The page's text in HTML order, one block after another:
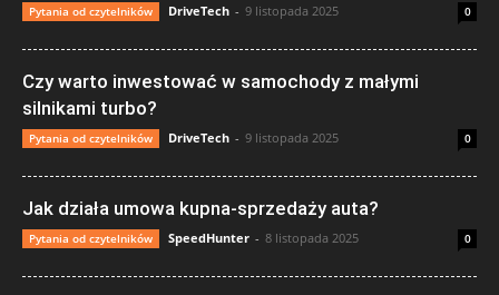
Pytania od czytelników DriveTech - 9 listopada 2025 0
Czy warto inwestować w samochody z małymi
silnikami turbo?
Pytania od czytelników DriveTech - 9 listopada 2025 0
Jak działa umowa kupna-sprzedaży auta?
Pytania od czytelników SpeedHunter - 8 listopada 2025 0